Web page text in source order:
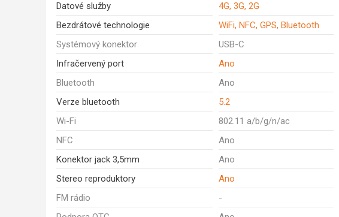
Datové služby
4G, 3G, 2G
Bezdrátové technologie
WiFi, NFC, GPS, Bluetooth
Systémový konektor
USB-C
Infračervený port
Ano
Bluetooth
Ano
Verze bluetooth
5.2
Wi-Fi
802.11 a/b/g/n/ac
NFC
Ano
Konektor jack 3,5mm
Ano
Stereo reproduktory
Ano
FM rádio
-